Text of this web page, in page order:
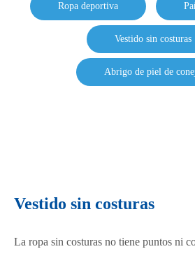
Ropa deportiva
Vestido sin costuras
Abrigo de piel de
Vestido sin costuras
La ropa sin costuras no tiene puntos ni